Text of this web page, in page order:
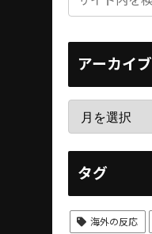
アーカイブ
タグ
海外の反応